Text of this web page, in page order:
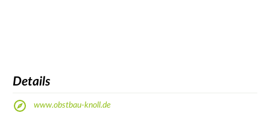
Details
www.obstbau-knoll.de